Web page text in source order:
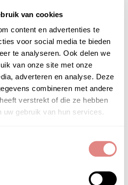
van cookies
content en advertenties te
voor social media te bieden
te analyseren. Ook delen we
van onze site met onze
adverteren en analyse. Deze
combineren met andere
verstrekt of die ze hebben
uw gebruik van hun services.